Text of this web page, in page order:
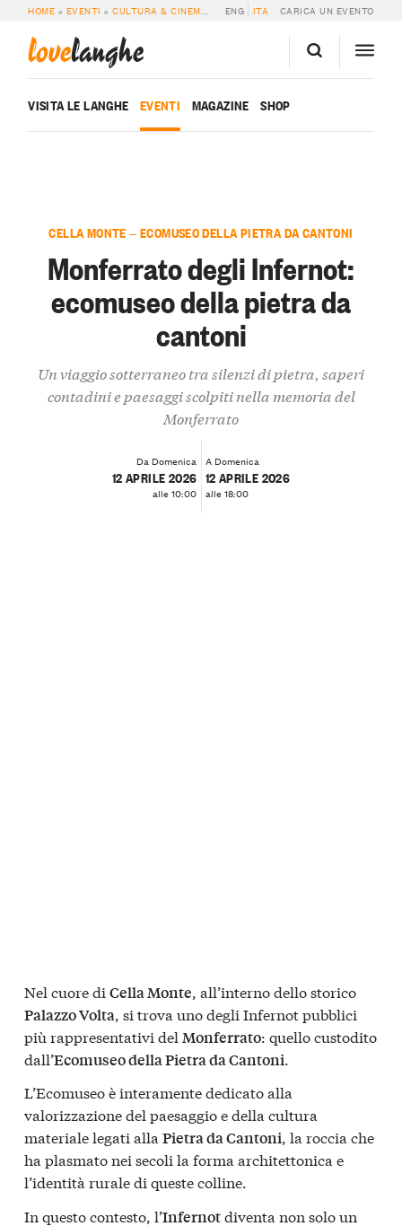
HOME » EVENTI »CULTURA & CINEMA » MONFERRATO DEGLI INFERNOT:
ENG ITA CARICA UN EVENTO
lovelanghe
VISITA LE LANGHE EVENTI MAGAZINE SHOP
CELLA MONTE — ECOMUSEO DELLA PIETRA DA CANTONI
Monferrato degli Infernot:
ecomuseo della pietra da
cantoni
Un viaggio sotterraneo tra silenzi di pietra, saperi
contadini e paesaggi scolpiti nella memoria del
Monferrato
Da Domenica
12 APRILE 2026
alle 10:00
A Domenica
12 APRILE 2026
alle 18:00
Nel cuore di Cella Monte, all’interno dello storico
Palazzo Volta, si trova uno degli Infernot pubblici
più rappresentativi del Monferrato: quello custodito
dall’Ecomuseo della Pietra da Cantoni.
L’Ecomuseo è interamente dedicato alla
valorizzazione del paesaggio e della cultura
materiale legati alla Pietra da Cantoni, la roccia che
ha plasmato nei secoli la forma architettonica e
l’identità rurale di queste colline.
In questo contesto, l’Infernotdiventa non solo un